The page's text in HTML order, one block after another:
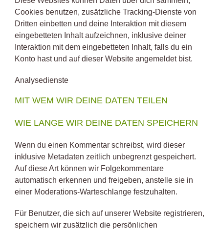
Cookies benutzen, zusätzliche Tracking-Dienste von
Dritten einbetten und deine Interaktion mit diesem
eingebetteten Inhalt aufzeichnen, inklusive deiner
Interaktion mit dem eingebetteten Inhalt, falls du ein
Konto hast und auf dieser Website angemeldet bist.
Analysedienste
MIT WEM WIR DEINE DATEN TEILEN
WIE LANGE WIR DEINE DATEN SPEICHERN
Wenn du einen Kommentar schreibst, wird dieser
inklusive Metadaten zeitlich unbegrenzt gespeichert.
Auf diese Art können wir Folgekommentare
automatisch erkennen und freigeben, anstelle sie in
einer Moderations-Warteschlange festzuhalten.
Für Benutzer, die sich auf unserer Website registrieren,
speichern wir zusätzlich die persönlichen